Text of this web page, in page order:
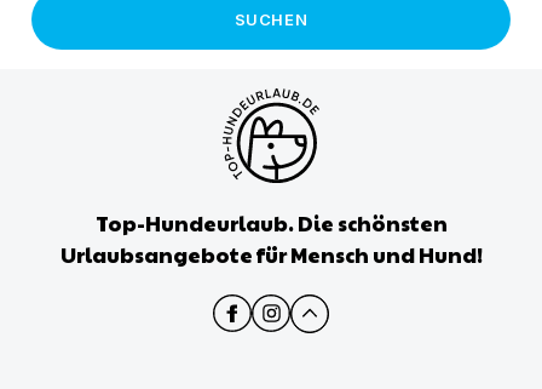
SUCHEN
Top-Hundeurlaub. Die schönsten
Urlaubsangebote für Mensch und Hund!